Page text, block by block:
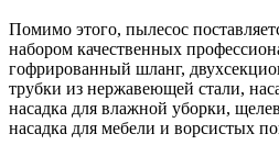
Помимо этого, пылесос
набором качественных
гофрированный шланг,
трубки из нержавеющей стали,
насадка для влажной уборки,
насадка для мебели и ворсистых